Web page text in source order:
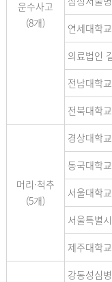
운수사고
(8개)
연세대학
의료법인
전남대학
전북대학
머리·척추
(5개)
경상대학
동국대학
서울대학
서울특별
제주대학
강동성심